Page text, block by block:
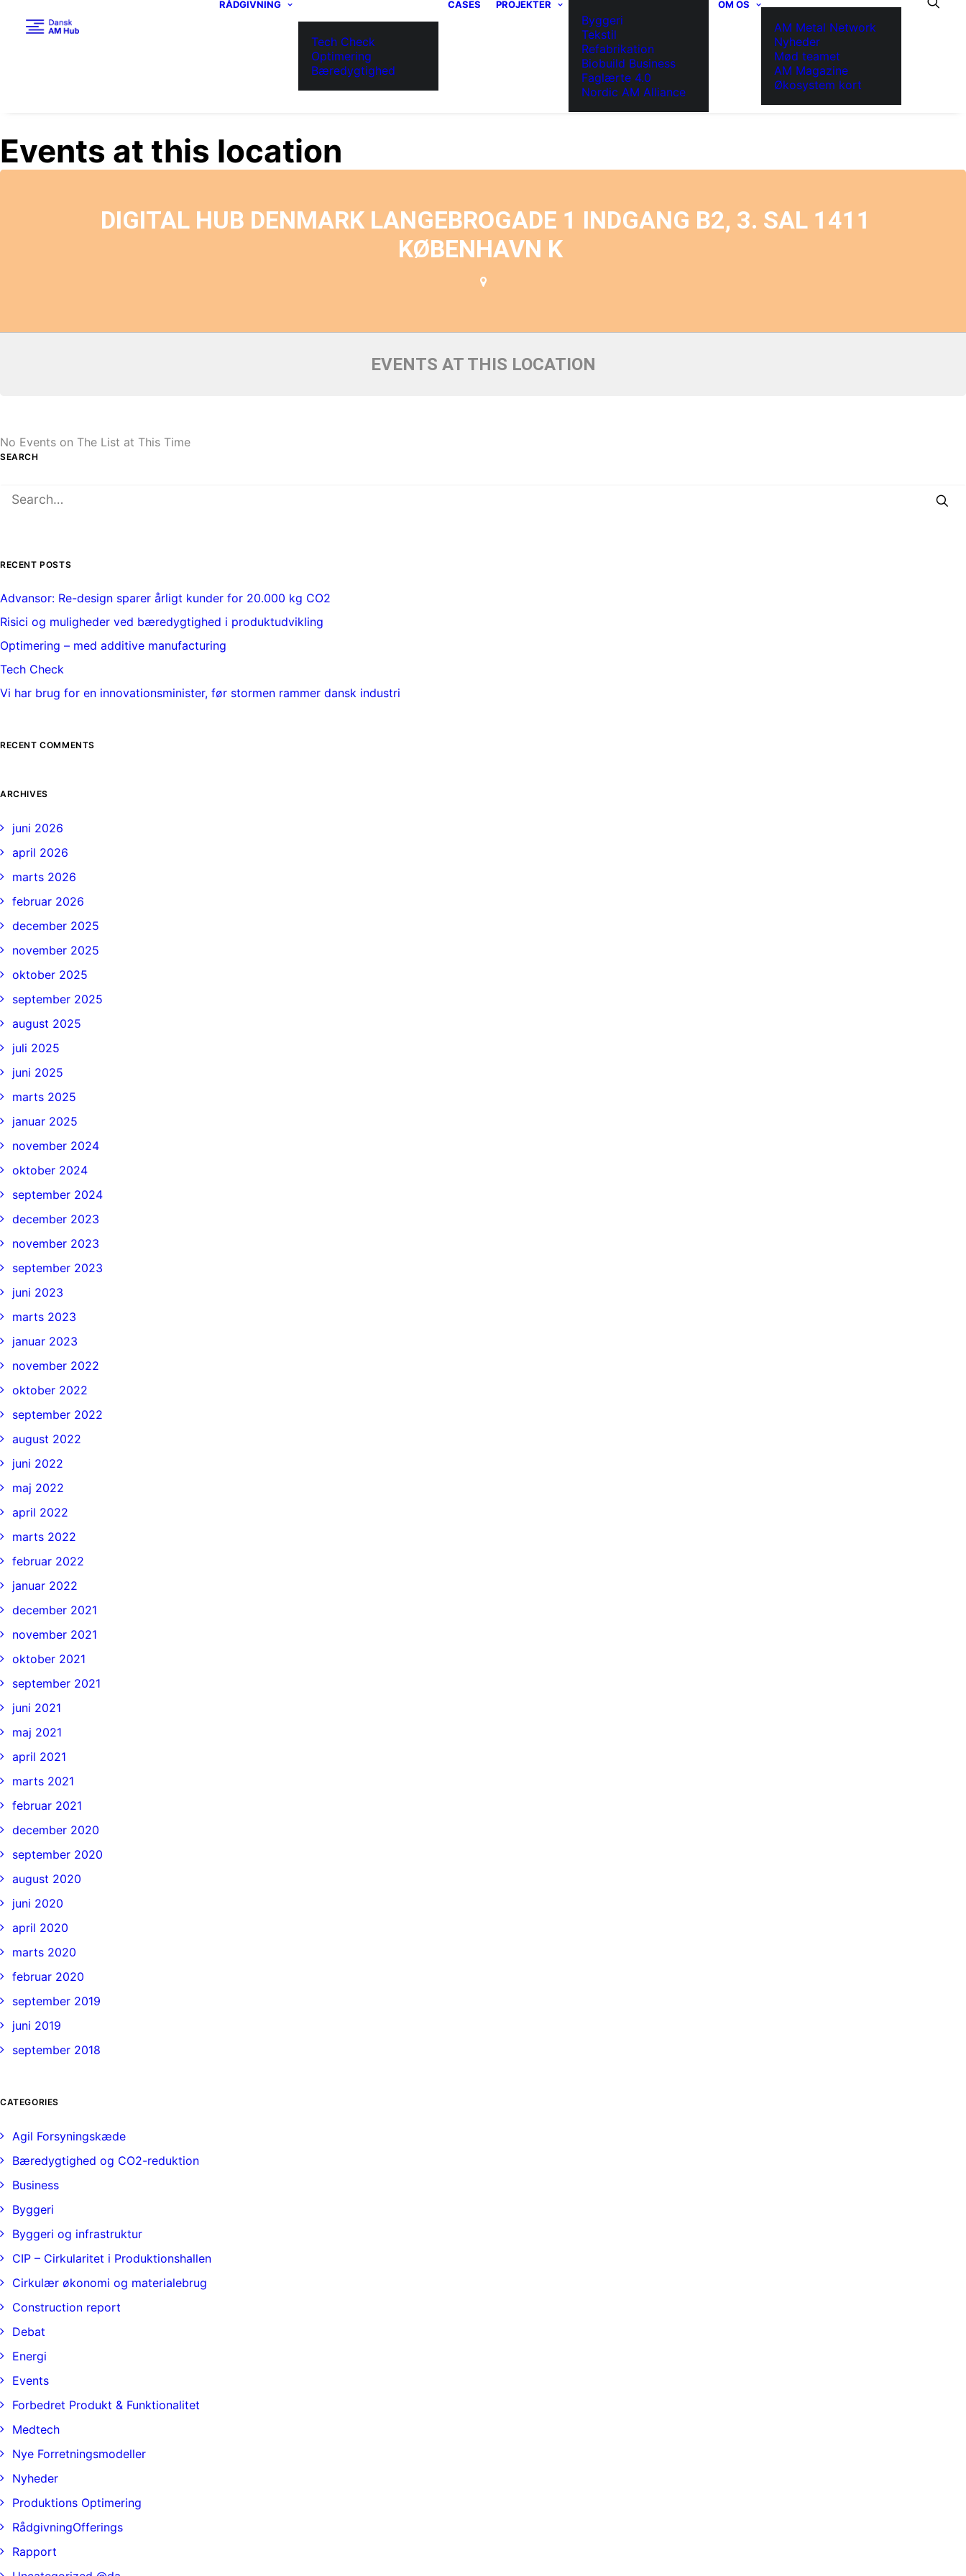
RÅDGIVNING
Tech Check
Optimering
Bæredygtighed
CASES PROJEKTER
Byggeri
Tekstil
Refabrikation
Biobuild Business
Faglærte 4.0
Nordic AM Alliance
OM OS
AM Metal Network
Nyheder
Mød teamet
AM Magazine
Økosystem kort
Events at this location
DIGITAL HUB DENMARK LANGEBROGADE 1 INDGANG B2, 3. SAL 1411
KØBENHAVN K
EVENTS AT THIS LOCATION
No Events on The List at This Time
SEARCH
RECENT POSTS
Advansor: Re-design sparer årligt kunder for 20.000 kg CO2
Risici og muligheder ved bæredygtighed i produktudvikling
Optimering – med additive manufacturing
Tech Check
Vi har brug for en innovationsminister, før stormen rammer dansk industri
RECENT COMMENTS
ARCHIVES
juni 2026
april 2026
marts 2026
februar 2026
december 2025
november 2025
oktober 2025
september 2025
august 2025
juli 2025
juni 2025
marts 2025
januar 2025
november 2024
oktober 2024
september 2024
december 2023
november 2023
september 2023
juni 2023
marts 2023
januar 2023
november 2022
oktober 2022
september 2022
august 2022
juni 2022
maj 2022
april 2022
marts 2022
februar 2022
januar 2022
december 2021
november 2021
oktober 2021
september 2021
juni 2021
maj 2021
april 2021
marts 2021
februar 2021
december 2020
september 2020
august 2020
juni 2020
april 2020
marts 2020
februar 2020
september 2019
juni 2019
september 2018
CATEGORIES
Agil Forsyningskæde
Bæredygtighed og CO2-reduktion
Business
Byggeri
Byggeri og infrastruktur
CIP – Cirkularitet i Produktionshallen
Cirkulær økonomi og materialebrug
Construction report
Debat
Energi
Events
Forbedret Produkt & Funktionalitet
Medtech
Nye Forretningsmodeller
Nyheder
Produktions Optimering
RådgivningOfferings
Rapport